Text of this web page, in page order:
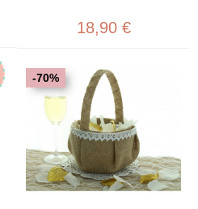
18,90 €
-70%